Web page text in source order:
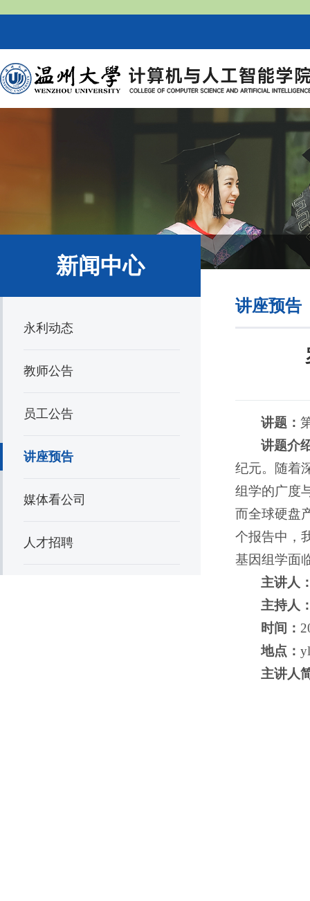
新闻中心
永利动态
教师公告
员工公告
讲座预告
媒体看公司
人才招聘
讲座预告
讲题：
讲题介
纪元。随着
组学的广度
而全球硬盘
个报告中，
基因组学面
主讲人
主持人
时间：
地点：
主讲人